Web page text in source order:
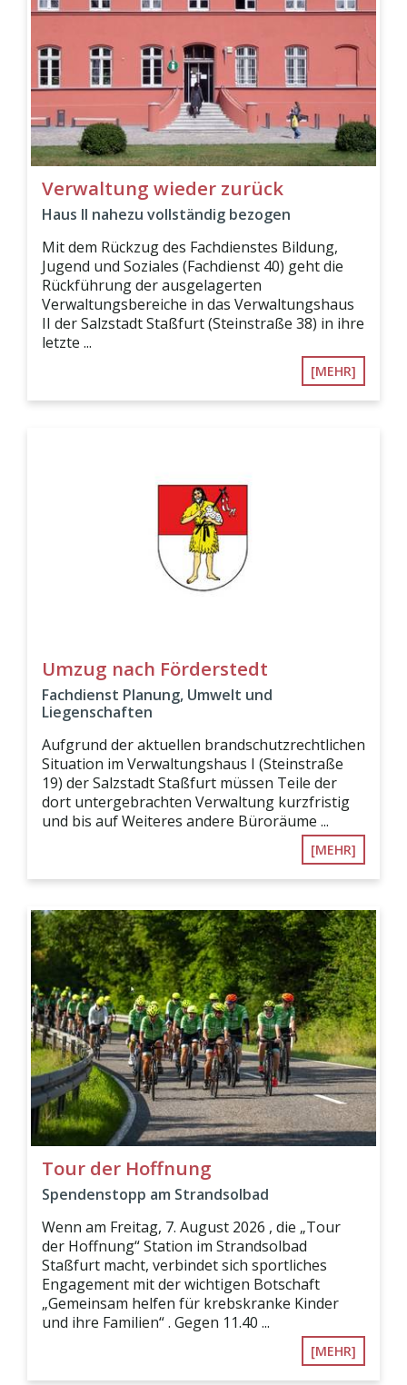
Verwaltung wieder zurück
Haus II nahezu vollständig bezogen
Mit dem Rückzug des Fachdienstes Bildung,
Jugend und Soziales (Fachdienst 40) geht die
Rückführung der ausgelagerten
Verwaltungsbereiche in das Verwaltungshaus
II der Salzstadt Staßfurt (Steinstraße 38) in ihre
letzte ...
[MEHR]
Umzug nach Förderstedt
Fachdienst Planung, Umwelt und
Liegenschaften
Aufgrund der aktuellen brandschutzrechtlichen
Situation im Verwaltungshaus I (Steinstraße
19) der Salzstadt Staßfurt müssen Teile der
dort untergebrachten Verwaltung kurzfristig
und bis auf Weiteres andere Büroräume ...
[MEHR]
Tour der Hoffnung
Spendenstopp am Strandsolbad
Wenn am Freitag, 7. August 2026 , die „Tour
der Hoffnung“ Station im Strandsolbad
Staßfurt macht, verbindet sich sportliches
Engagement mit der wichtigen Botschaft
„Gemeinsam helfen für krebskranke Kinder
und ihre Familien“ . Gegen 11.40 ...
[MEHR]